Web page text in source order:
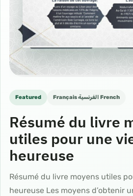
Featured Français الفرنسية French
Résumé du livre
utiles pour une
heureuse
Résumé du livre moyens utiles
heureuse Les moyens d’obtenir